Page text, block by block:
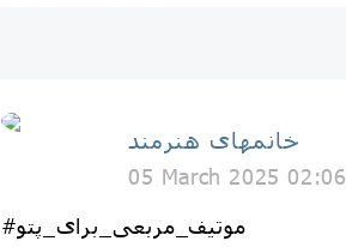
خانمهای هنرمند
05 March 2025 02:06
#موتیف_مربعی_برای_پتو